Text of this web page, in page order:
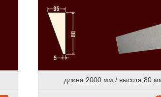
длина 2000 мм / высота 80